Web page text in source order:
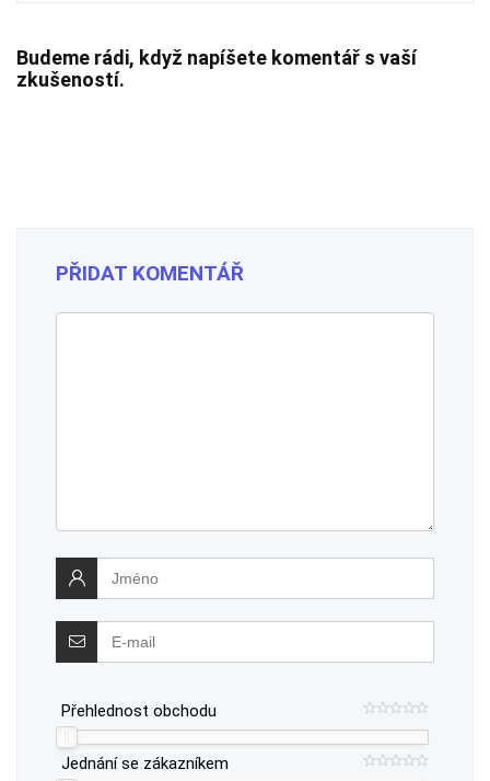
Budeme rádi, když napíšete komentář s vaší
zkušeností.
PŘIDAT KOMENTÁŘ
Přehlednost obchodu
Jednání se zákazníkem